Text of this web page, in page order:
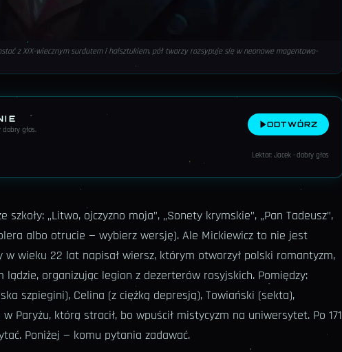
z XIX-wiecznym surdutem i halsztukiem, pół twarzy rozsypuje się w neonowe magentowo-
głos.
ODTWÓRZ
Lektor: Jacek · dobry głos
szkoły: „Litwo, ojczyzno moja”, „Sonety krymskie”, „Pan Tadeusz”,
albo otrucie — wybierz wersję). Ale Mickiewicz to nie jest
w wieku 22 lat napisał wiersz, którym otworzył polski romantyzm,
organizując legion z dezerterów rosyjskich. Pomiędzy:
szpiegini), Celina (z ciężką depresją), Towiański (sekta),
Paryżu, którą stracił, bo wpuścił mistycyzm na uniwersytet. Po 171
Poniżej — komu pytania zadawać.